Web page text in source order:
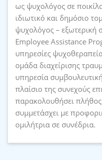
ως ψυχολόγος σε
ιδιωτικό και δημόσιο
ψυχολόγος – εξωτερική
Employee Assistance
υπηρεσίες
ομάδα διαχείρισης
υπηρεσία
πλαίσιο της συνεχούς
παρακολουθήσει πλήθος
συμμετάσχει με
ομιλήτρια σε συνέδρια.